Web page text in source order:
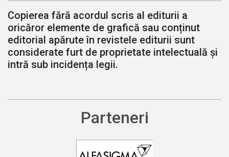
Copierea fără acordul scris al editurii a
oricăror elemente de grafică sau conținut
editorial apărute în revistele editurii sunt
considerate furt de proprietate intelectuală și
intră sub incidența legii.
Parteneri